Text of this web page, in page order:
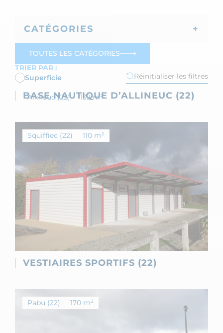
CATÉGORIES
TOUTES LES CATÉGORIES
TRIER PAR :
Superficie
Réinitialiser les filtres
BASE NAUTIQUE D’ALLINEUC (22)
Allineuc (22) 132 m²
VESTIAIRES SPORTIFS (22)
Squiffiec (22) 110 m²
Pabu (22) 170 m²